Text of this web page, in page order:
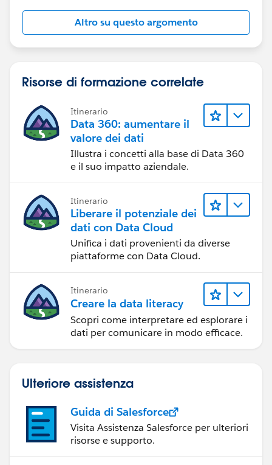
Altro su questo argomento
Risorse di formazione correlate
Itinerario
Data 360: aumentare il
valore dei dati
Illustra i concetti alla base di Data 360
e il suo impatto aziendale.
Itinerario
Liberare il potenziale dei
dati con Data Cloud
Unifica i dati provenienti da diverse
piattaforme con Data Cloud.
Itinerario
Creare la data literacy
Scopri come interpretare ed esplorare i
dati per comunicare in modo efficace.
Ulteriore assistenza
Guida di Salesforce
Visita Assistenza Salesforce per ulteriori
risorse e supporto.